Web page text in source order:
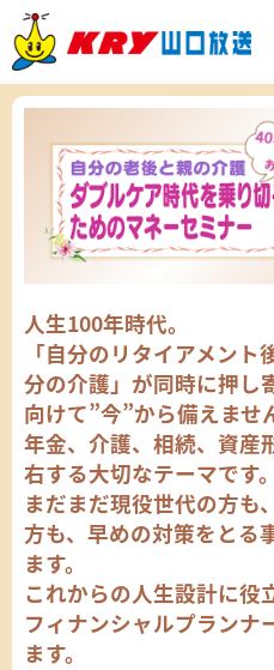
人生100年時代。
「自分のリタイアメン
分の介護」が同時に押し
向けて”今”から備えませ
年金、介護、相続、資産
右する大切なテーマです。
まだまだ現役世代の方も
方も、早めの対策をとる
ます。
これからの人生設計に役
フィナンシャルプランナ
ます。